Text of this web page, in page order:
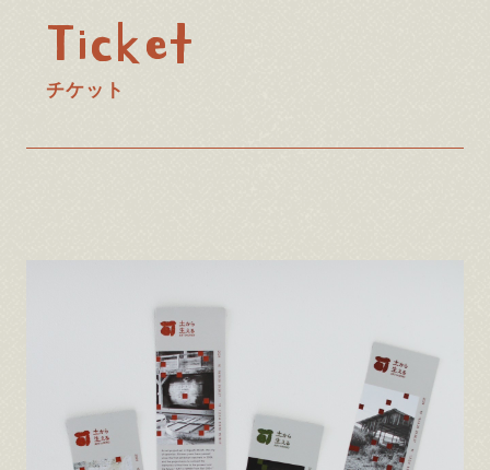
Ticket
チケット